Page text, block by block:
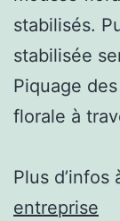
stabilisés.
stabilisée
Piquage
florale à
Plus d’infos
entreprise